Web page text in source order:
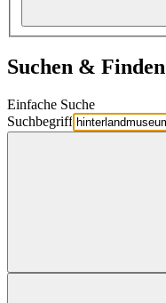
Suchen & Finden
Einfache Suche
Suchbegriff